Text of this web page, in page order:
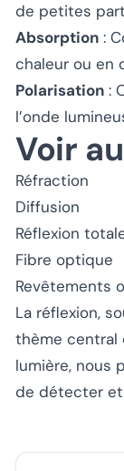
de petites
Absorption :
chaleur ou en
Polarisation :
l’onde
Voir
Réfraction
Diffusion
Réflexion
Fibre optique
Revêtements
La réflexion,
thème central
lumière, nous
de détecter et